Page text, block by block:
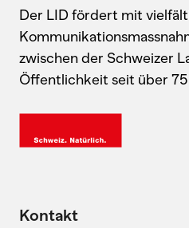
Der LID fördert mit
zwischen der Schweizer
Öffentlichkeit seit über
Kontakt